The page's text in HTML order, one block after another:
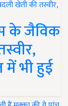
के जैविक
भी हुई